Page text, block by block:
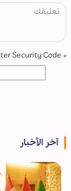
*
آخر الأخبار